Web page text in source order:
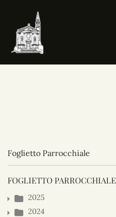
Foglietto Parrocchiale
FOGLIETTO PARROCCHIALE
2025
2024